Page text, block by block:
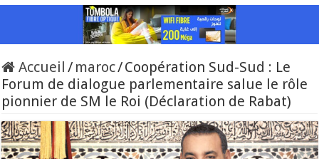
Accueil / maroc/Coopération Sud-Sud : Le
Forum de dialogue parlementaire salue le rôle
pionnier de SM le Roi (Déclaration de Rabat)